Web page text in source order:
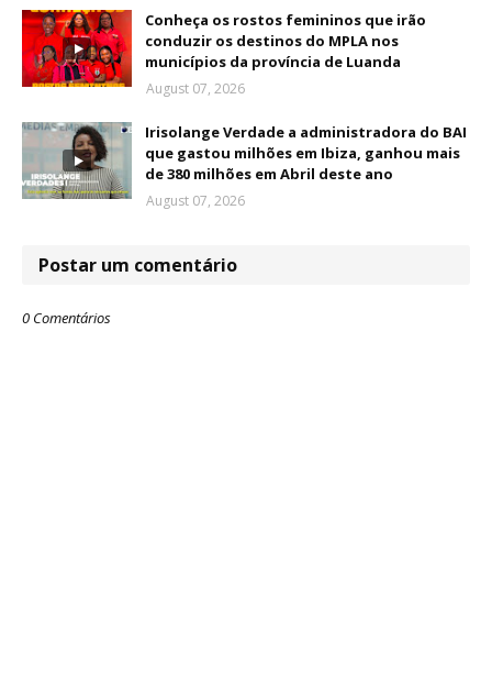
Conheça os rostos femininos que irão
conduzir os destinos do MPLA nos
municípios da província de Luanda
August 07, 2026
Irisolange Verdade a administradora do BAI
que gastou milhões em Ibiza, ganhou mais
de 380 milhões em Abril deste ano
August 07, 2026
Postar um comentário
0 Comentários